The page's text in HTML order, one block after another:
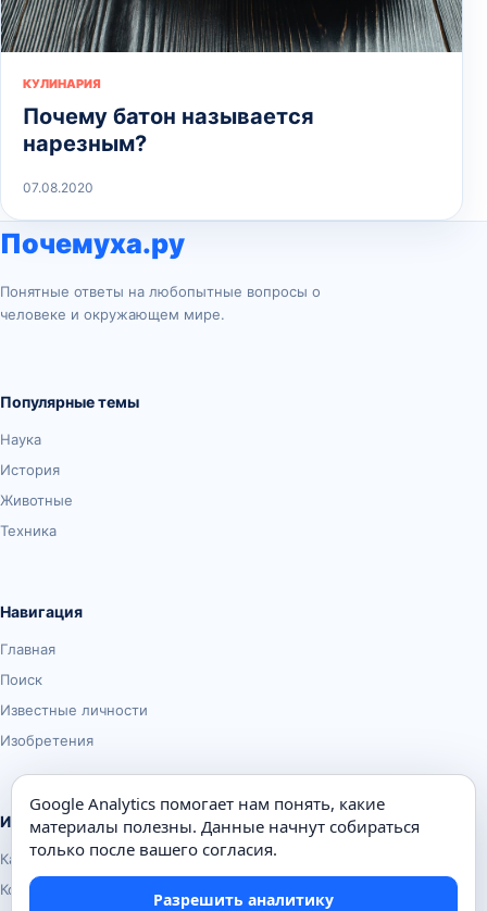
КУЛИНАРИЯ
Почему батон называется
нарезным?
07.08.2020
Почемуха.ру
Понятные ответы на любопытные вопросы о
человеке и окружающем мире.
Популярные темы
Наука
История
Животные
Техника
Навигация
Главная
Поиск
Известные личности
Изобретения
Информация
Карта сайта
Контакты
Google Analytics помогает нам понять, какие
материалы полезны. Данные начнут собираться
только после вашего согласия.
Разрешить аналитику